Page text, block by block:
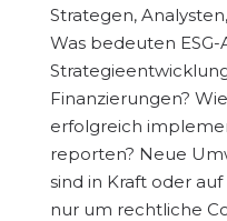
Strategen,
Was bedeuten
Finanzierungen?
erfolgreich
reporten? Neue
sind in Kraft oder
nur um rechtliche